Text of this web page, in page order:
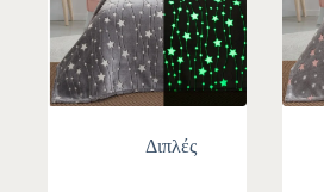
Διπλές